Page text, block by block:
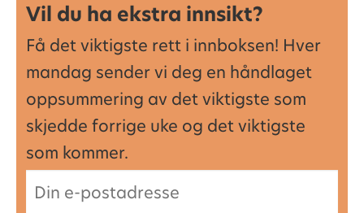
Vil du ha ekstra innsikt?
Få det viktigste rett i innboksen! Hver
mandag sender vi deg en håndlaget
oppsummering av det viktigste som
skjedde forrige uke og det viktigste
som kommer.